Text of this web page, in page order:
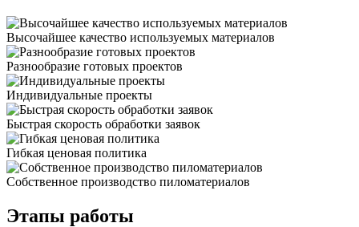
Высочайшее качество используемых материалов
Разнообразие готовых проектов
Индивидуальные проекты
Быстрая скорость обработки заявок
Гибкая ценовая политика
Cобственное производство пиломатериалов
Этапы работы